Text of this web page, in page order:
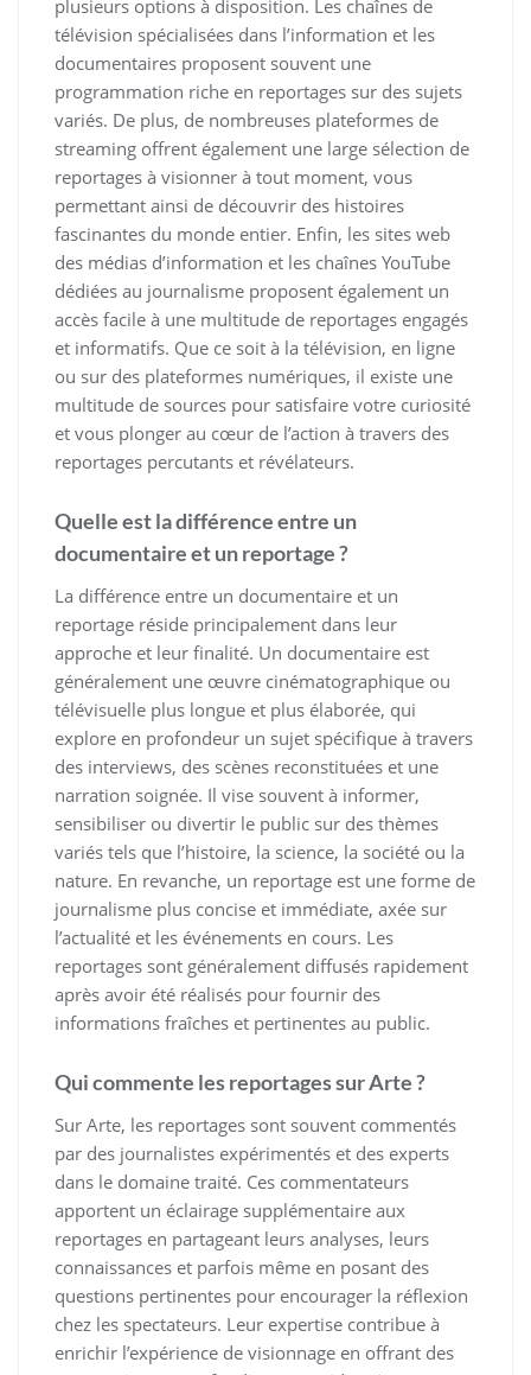
plusieurs options à disposition. Les chaînes de
télévision spécialisées dans l’information et les
documentaires proposent souvent une
programmation riche en reportages sur des sujets
variés. De plus, de nombreuses plateformes de
streaming offrent également une large sélection de
reportages à visionner à tout moment, vous
permettant ainsi de découvrir des histoires
fascinantes du monde entier. Enfin, les sites web
des médias d’information et les chaînes YouTube
dédiées au journalisme proposent également un
accès facile à une multitude de reportages engagés
et informatifs. Que ce soit à la télévision, en ligne
ou sur des plateformes numériques, il existe une
multitude de sources pour satisfaire votre curiosité
et vous plonger au cœur de l’action à travers des
reportages percutants et révélateurs.
Quelle est la différence entre un
documentaire et un reportage ?
La différence entre un documentaire et un
reportage réside principalement dans leur
approche et leur finalité. Un documentaire est
généralement une œuvre cinématographique ou
télévisuelle plus longue et plus élaborée, qui
explore en profondeur un sujet spécifique à travers
des interviews, des scènes reconstituées et une
narration soignée. Il vise souvent à informer,
sensibiliser ou divertir le public sur des thèmes
variés tels que l’histoire, la science, la société ou la
nature. En revanche, un reportage est une forme de
journalisme plus concise et immédiate, axée sur
l’actualité et les événements en cours. Les
reportages sont généralement diffusés rapidement
après avoir été réalisés pour fournir des
informations fraîches et pertinentes au public.
Qui commente les reportages sur Arte ?
Sur Arte, les reportages sont souvent commentés
par des journalistes expérimentés et des experts
dans le domaine traité. Ces commentateurs
apportent un éclairage supplémentaire aux
reportages en partageant leurs analyses, leurs
connaissances et parfois même en posant des
questions pertinentes pour encourager la réflexion
chez les spectateurs. Leur expertise contribue à
enrichir l’expérience de visionnage en offrant des